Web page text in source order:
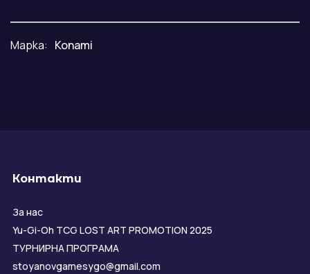
Марка: Konami
Контакти
За нас
Yu-Gi-Oh TCG LOST ART PROMOTION 2025
ТУРНИРНА ПРОГРАМА
stoyanovgamesygo@gmail.com